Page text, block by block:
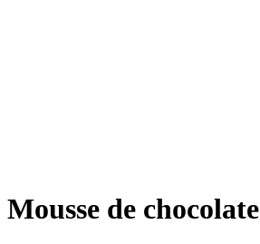
Mousse de chocolate